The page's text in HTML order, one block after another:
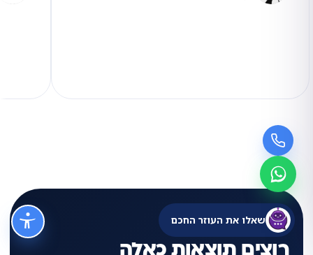
רוצים תוצאות כאלה
שאלו את העוזר החכם